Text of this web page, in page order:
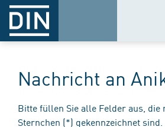
Nachricht an
Bitte füllen Sie alle Felder aus, die
Sternchen (*) gekennzeichnet sind.